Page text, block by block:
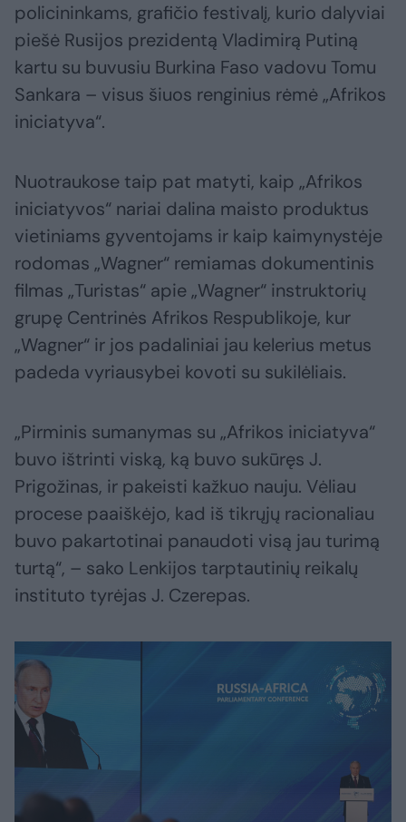
policininkams, grafičio festivalį, kurio dalyviai
piešė Rusijos prezidentą Vladimirą Putiną
kartu su buvusiu Burkina Faso vadovu Tomu
Sankara – visus šiuos renginius rėmė „Afrikos
iniciatyva“.
Nuotraukose taip pat matyti, kaip „Afrikos
iniciatyvos“ nariai dalina maisto produktus
vietiniams gyventojams ir kaip kaimynystėje
rodomas „Wagner“ remiamas dokumentinis
filmas „Turistas“ apie „Wagner“ instruktorių
grupę Centrinės Afrikos Respublikoje, kur
„Wagner“ ir jos padaliniai jau kelerius metus
padeda vyriausybei kovoti su sukilėliais.
„Pirminis sumanymas su „Afrikos iniciatyva“
buvo ištrinti viską, ką buvo sukūręs J.
Prigožinas, ir pakeisti kažkuo nauju. Vėliau
procese paaiškėjo, kad iš tikrųjų racionaliau
buvo pakartotinai panaudoti visą jau turimą
turtą“, – sako Lenkijos tarptautinių reikalų
instituto tyrėjas J. Czerepas.